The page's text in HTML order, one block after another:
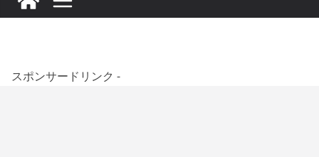
スポンサードリンク -